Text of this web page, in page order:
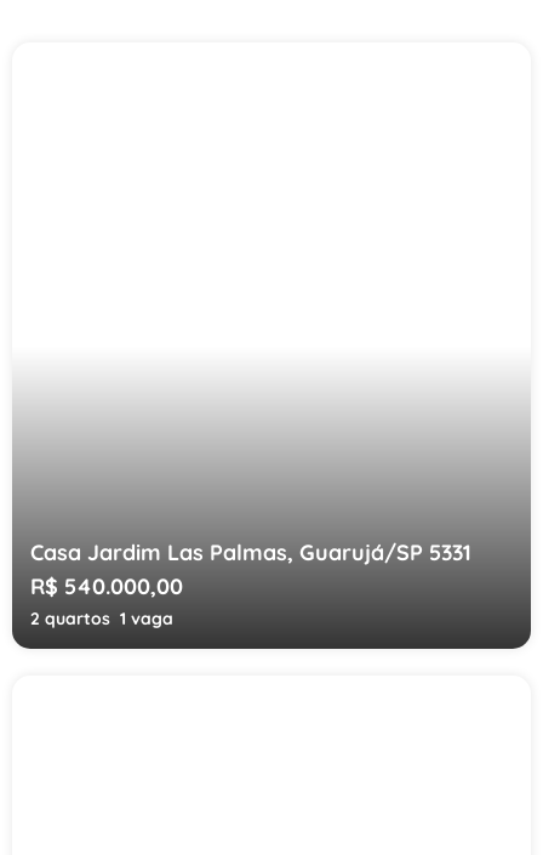
Casa Jardim Las Palmas, Guarujá/SP 5331
R$ 540.000,00
2 quartos 1 vaga